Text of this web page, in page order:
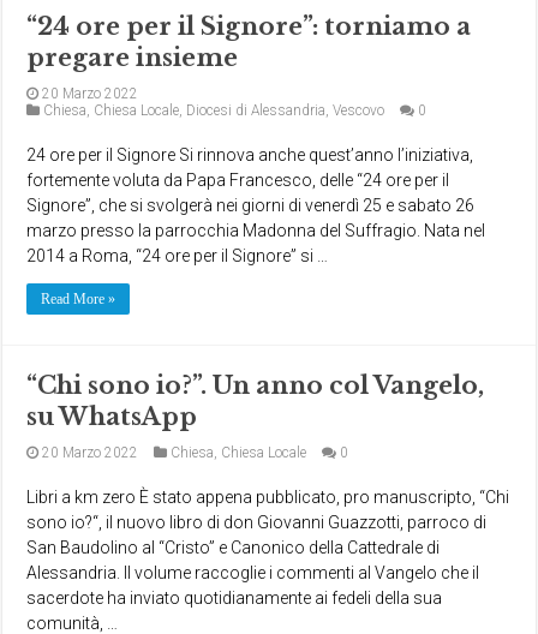
“24 ore per il Signore”: torniamo a
pregare insieme
20 Marzo 2022
Chiesa, Chiesa Locale, Diocesi di Alessandria,Vescovo 0
24 ore per il Signore Si rinnova anche quest’anno l’iniziativa,
fortemente voluta da Papa Francesco, delle “24 ore per il
Signore”, che si svolgerà nei giorni di venerdì 25 e sabato 26
marzo presso la parrocchia Madonna del Suffragio. Nata nel
2014 a Roma, “24 ore per il Signore” si …
Read More »
“Chi sono io?”. Un anno col Vangelo,
su WhatsApp
20 Marzo 2022 Chiesa, Chiesa Locale 0
Libri a km zero È stato appena pubblicato, pro manuscripto, “Chi
sono io?“, il nuovo libro di don Giovanni Guazzotti, parroco di
San Baudolino al “Cristo” e Canonico della Cattedrale di
Alessandria. Il volume raccoglie i commenti al Vangelo che il
sacerdote ha inviato quotidianamente ai fedeli della sua
comunità, …